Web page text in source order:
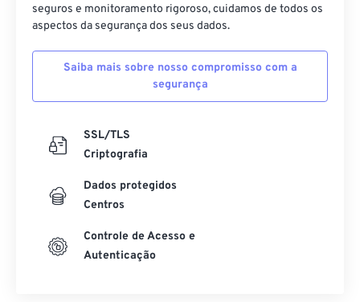
seguros e monitoramento rigoroso, cuidamos de todos os
aspectos da segurança dos seus dados.
Saiba mais sobre nosso compromisso com a
segurança
SSL/TLS
Criptografia
Dados protegidos
Centros
Controle de Acesso e
Autenticação